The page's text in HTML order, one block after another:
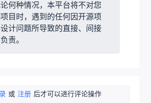
何种情况，本平台将不对您
目时，遇到的任何因开源项
计问题所导致的直接、间接
责。
或 注册 后才可以进行评论操作